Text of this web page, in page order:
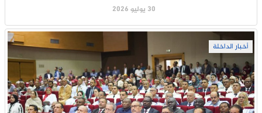
30 يوليو 2026
أخبار الداخلة